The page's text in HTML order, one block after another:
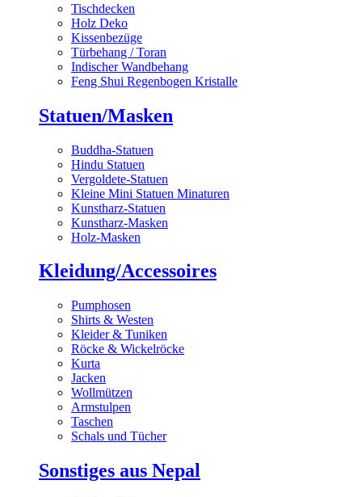
Tischdecken
Holz Deko
Kissenbezüge
Türbehang / Toran
Indischer Wandbehang
Feng Shui Regenbogen Kristalle
Statuen/Masken
Buddha-Statuen
Hindu Statuen
Vergoldete-Statuen
Kleine Mini Statuen Minaturen
Kunstharz-Statuen
Kunstharz-Masken
Holz-Masken
Kleidung/Accessoires
Pumphosen
Shirts & Westen
Kleider & Tuniken
Röcke & Wickelröcke
Kurta
Jacken
Wollmützen
Armstulpen
Taschen
Schals und Tücher
Sonstiges aus Nepal